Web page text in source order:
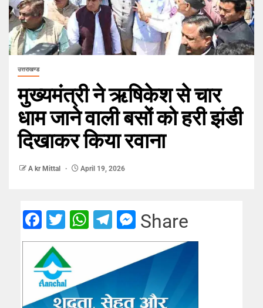
उत्तराखण्ड
मुख्यमंत्री ने ऋषिकेश से चार
धाम जाने वाली बसों को हरी झंडी
दिखाकर किया रवाना
A kr Mittal April 19, 2026
Facebook
Twitter
WhatsApp
Telegram
Messenger
Share